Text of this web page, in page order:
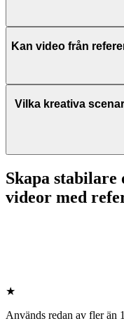
Kan video från
Vilka kreativa
Skapa stabilare
videor med
★
Används redan av fler än